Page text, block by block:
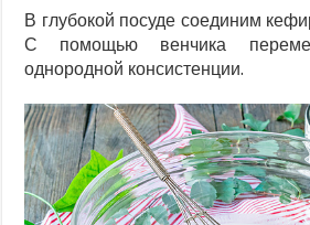
В глубокой посуде соединим
С помощью венчика
однородной консистенции.